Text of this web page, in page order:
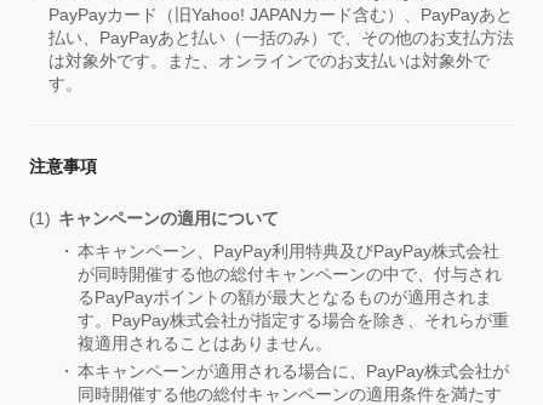
PayPayカード（旧Yahoo! JAPANカード含む）、PayPayあと
払い、PayPayあと払い（一括のみ）で、その他のお支払方法
は対象外です。また、オンラインでのお支払いは対象外で
す。
注意事項
キャンペーンの適用について
本キャンペーン、PayPay利用特典及びPayPay株式会社
が同時開催する他の総付キャンペーンの中で、付与され
るPayPayポイントの額が最大となるものが適用されま
す。PayPay株式会社が指定する場合を除き、それらが重
複適用されることはありません。
本キャンペーンが適用される場合に、PayPay株式会社が
同時開催する他の総付キャンペーンの適用条件を満たす